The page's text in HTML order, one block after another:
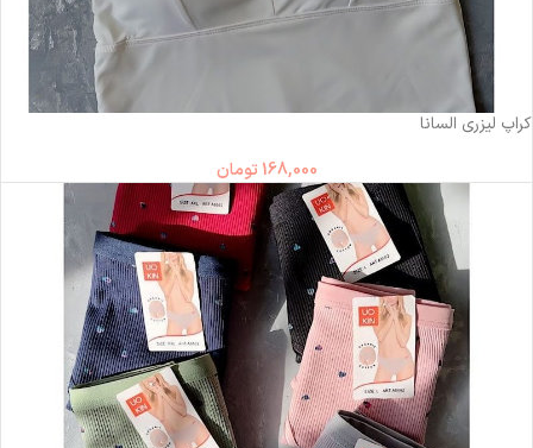
ناموجود
کراپ لیزری السانا
168,000 تومان